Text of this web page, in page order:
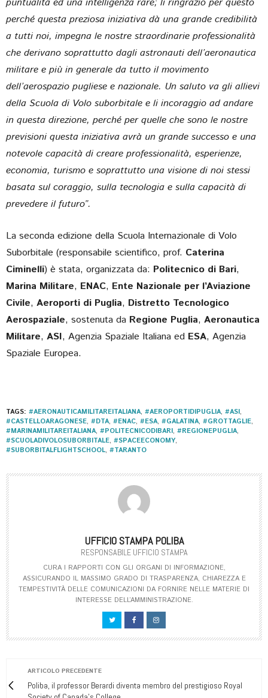
perché questa preziosa iniziativa dà una grande credibilità
a tutti noi, impegna le nostre straordinarie professionalità
che derivano soprattutto dagli astronauti dell’aeronautica
militare e più in generale da tutto il movimento
dell’aerospazio pugliese e nazionale. Un saluto va gli allievi
della Scuola di Volo suborbitale e li incoraggio ad andare
in questa direzione, perché per quelle che sono le nostre
previsioni questa iniziativa avrà un grande successo e una
notevole capacità di creare professionalità, esperienze,
economia, turismo e soprattutto una visione di noi stessi
basata sul coraggio, sulla tecnologia e sulla capacità di
prevedere il futuro”.
La seconda edizione della Scuola Internazionale di Volo
Suborbitale (responsabile scientifico, prof. Caterina
Ciminelli) è stata, organizzata da: Politecnico di Bari,
Marina Militare, ENAC, Ente Nazionale per l’Aviazione
Civile, Aeroporti di Puglia, Distretto Tecnologico
Aerospaziale, sostenuta da Regione Puglia, Aeronautica
Militare, ASI, Agenzia Spaziale Italiana ed ESA, Agenzia
Spaziale Europea.
TAGS: #AERONAUTICAMILITAREITALIANA, #AEROPORTIDIPUGLIA, #ASI,
#CASTELLOARAGONESE, #DTA, #ENAC, #ESA, #GALATINA, #GROTTAGLIE,
#MARINAMILITAREITALIANA, #POLITECNICODIBARI, #REGIONEPUGLIA,
#SCUOLADIVOLOSUBORBITALE, #SPACEECONOMY,
#SUBORBITALFLIGHTSCHOOL, #TARANTO
UFFICIO STAMPA POLIBA
RESPONSABILE UFFICIO STAMPA
CURA I RAPPORTI CON GLI ORGANI DI INFORMAZIONE,
ASSICURANDO IL MASSIMO GRADO DI TRASPARENZA, CHIAREZZA E
TEMPESTIVITÀ DELLE COMUNICAZIONI DA FORNIRE NELLE MATERIE DI
INTERESSE DELL’AMMINISTRAZIONE.
ARTICOLO PRECEDENTE
Poliba, il professor Berardi diventa membro del prestigioso Royal